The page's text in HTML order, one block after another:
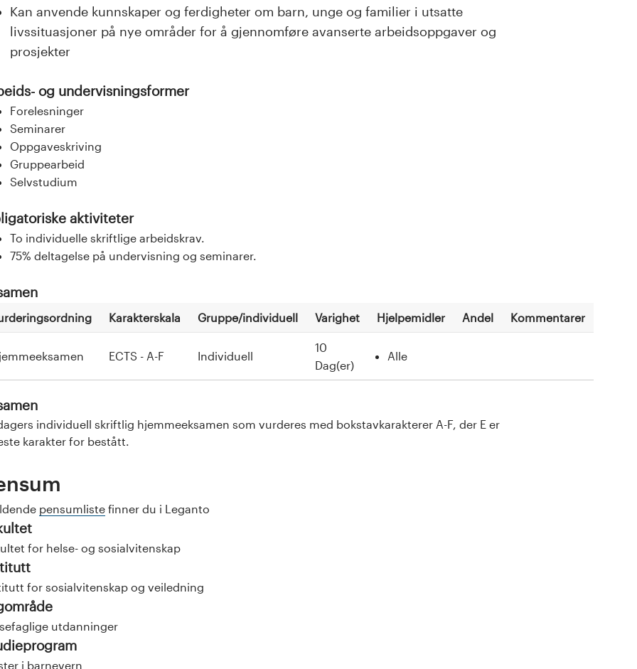
Kan anvende kunnskaper og ferdigheter om barn, unge og familier i utsatte
livssituasjoner på nye områder for å gjennomføre avanserte arbeidsoppgaver og
prosjekter
og undervisningsformer
Forelesninger
Seminarer
Oppgaveskriving
Gruppearbeid
Selvstudium
aktiviteter
To individuelle skriftlige arbeidskrav.
75% deltagelse på undervisning og seminarer.
Karakterskala Gruppe/individuell Varighet Hjelpemidler Andel Kommentarer
ECTS - A-F Individuell
10
Dag(er)
Alle
individuell skriftlig hjemmeeksamen som vurderes med bokstavkarakterer A-F, der E er
karakter for bestått.
pensumliste finner du i Leganto
for helse- og sosialvitenskap
for sosialvitenskap og veiledning
utdanninger
i barnevern